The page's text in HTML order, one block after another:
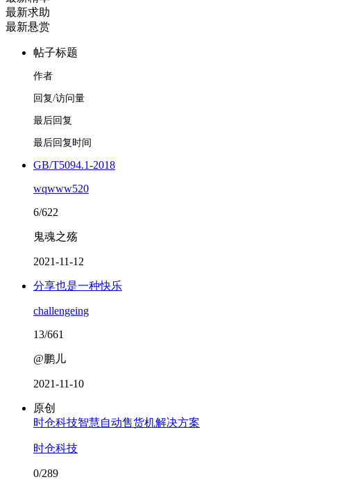
最新求助
最新悬赏
帖子标题
作者
回复/访问量
最后回复
最后回复时间
GB/T5094.1-2018
wqwww520
6/622
鬼魂之殇
2021-11-12
分享也是一种快乐
challengeing
13/661
@鹏儿
2021-11-10
原创
时仓科技智慧自动售货机解决方案
时仓科技
0/289